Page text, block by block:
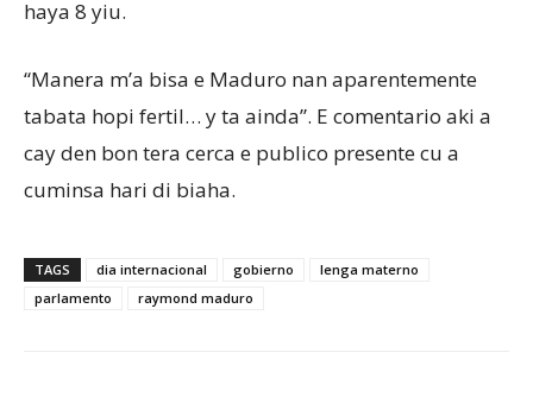
haya 8 yiu.
“Manera m’a bisa e Maduro nan aparentemente
tabata hopi fertil… y ta ainda”. E comentario aki a
cay den bon tera cerca e publico presente cu a
cuminsa hari di biaha.
TAGS dia internacional gobierno
lenga materno
parlamento
raymond maduro